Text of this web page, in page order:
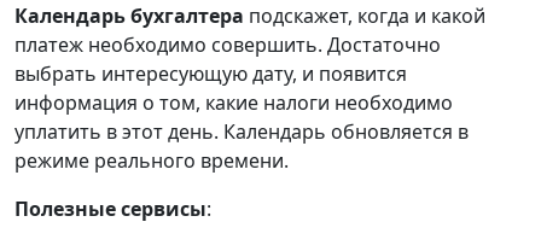
Календарьбухгалтера подскажет, когда и какой
платеж необходимо совершить. Достаточно
выбрать интересующую дату, и появится
информация о том, какие налоги необходимо
уплатить в этот день. Календарь обновляется в
режиме реального времени.
Полезные сервисы: